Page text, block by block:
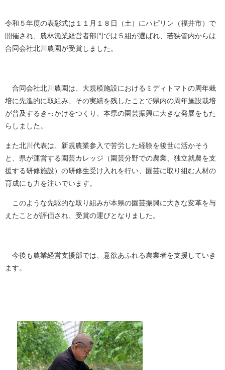
令和５年度の表彰式は１１月１８日（土）にハピリン（福井市）で
開催され、農林漁業経営者部門では５組が選ばれ、若狭管内からは
合同会社北川農園が受賞しました。
合同会社北川農園は、大規模施設におけるミディトマトの周年栽
培に先進的に取組み、その実績を残したことで県内の周年施設栽培
が普及するきっかけをつくり、本県の園芸振興に大きな発展をもた
らしました。
また北川代表は、新規農業参入で苦労した経験を後世に活かそう
と、県が運営する園芸カレッジ（園芸分野での農業、独立就農を支
援する研修施設）の研修生受け入れを行い、園芸に取り組む人材の
育成にも力を注いでいます。
このような先駆的な取り組みが本県の園芸振興に大きな変革を与
えたことが評価され、受賞の運びとなりました。
今後も農業経営支援部では、意欲あふれる農業者を支援していき
ます。